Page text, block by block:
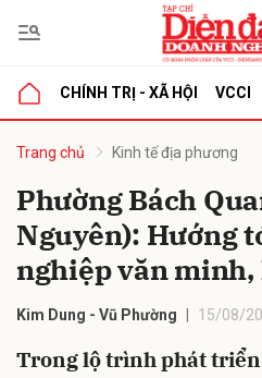
CHÍNH TRỊ - XÃ HỘI VCCI
Trang chủ Kinh tế địa phương
Phường Bách
Nguyên): Hướng
nghiệp văn
Kim Dung - Vũ Phường 15/08/
Trong lộ trình phát
luận